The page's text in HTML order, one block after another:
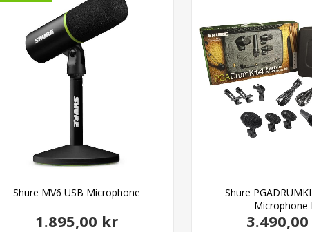
Shure MV6 USB Microphone
1.895,00 kr
Shure
Microphone